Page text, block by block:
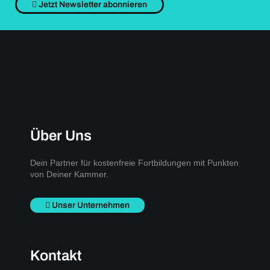
Jetzt Newsletter abonnieren
Über Uns
Dein Partner für kostenfreie Fortbildungen mit Punkten
von Deiner Kammer.
Unser Unternehmen
Kontakt